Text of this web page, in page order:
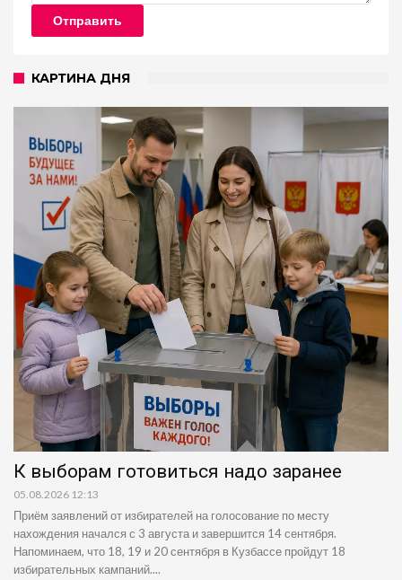
Отправить
КАРТИНА ДНЯ
К выборам готовиться надо заранее
05.08.2026 12:13
Приём заявлений от избирателей на голосование по месту
нахождения начался с 3 августа и завершится 14 сентября.
Напоминаем, что 18, 19 и 20 сентября в Кузбассе пройдут 18
избирательных кампаний....